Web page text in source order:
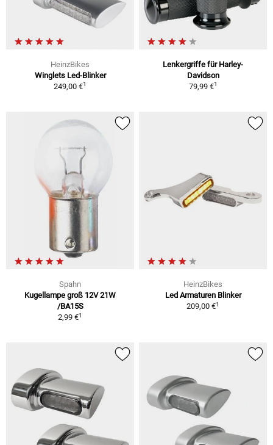
HeinzBikes
Winglets Led-Blinker
249,00 €1
Lenkergriffe für Harley-
Davidson
79,99 €1
Spahn
Kugellampe groß 12V 21W
/BA15S
2,99 €1
HeinzBikes
Led Armaturen Blinker
209,00 €1